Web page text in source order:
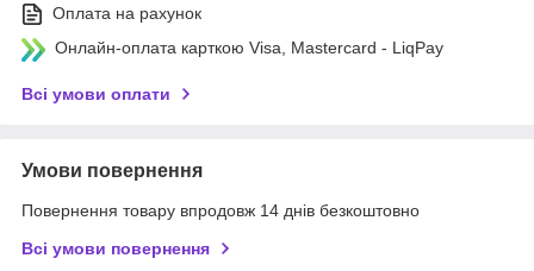
Оплата на рахунок
Онлайн-оплата карткою Visa, Mastercard - LiqPay
Всі умови оплати
Умови повернення
Повернення товару впродовж 14 днів безкоштовно
Всі умови повернення